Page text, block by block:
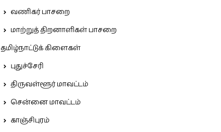
வணிகர் பாசறை
மாற்றுத் திறனாளிகள் பாசறை
தமிழ்நாட்டுக் கிளைகள்
புதுச்சேரி
திருவள்ளூர் மாவட்டம்
சென்னை மாவட்டம்
காஞ்சிபுரம்